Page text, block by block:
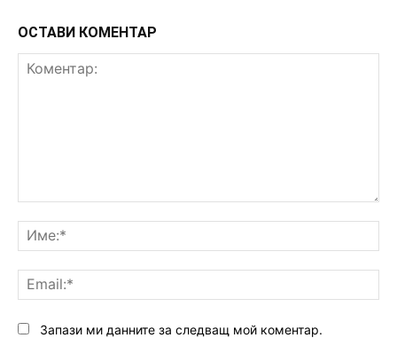
ОСТАВИ КОМЕНТАР
Запази ми данните за следващ мой коментар.